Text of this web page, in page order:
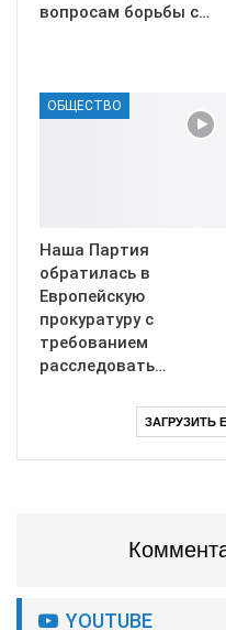
вопросам борьбы с…
ОБЩЕСТВО
Наша Партия
обратилась в
Европейскую
прокуратуру с
требованием
расследовать…
ЗАГРУЗИТЬ
YOUTUBE